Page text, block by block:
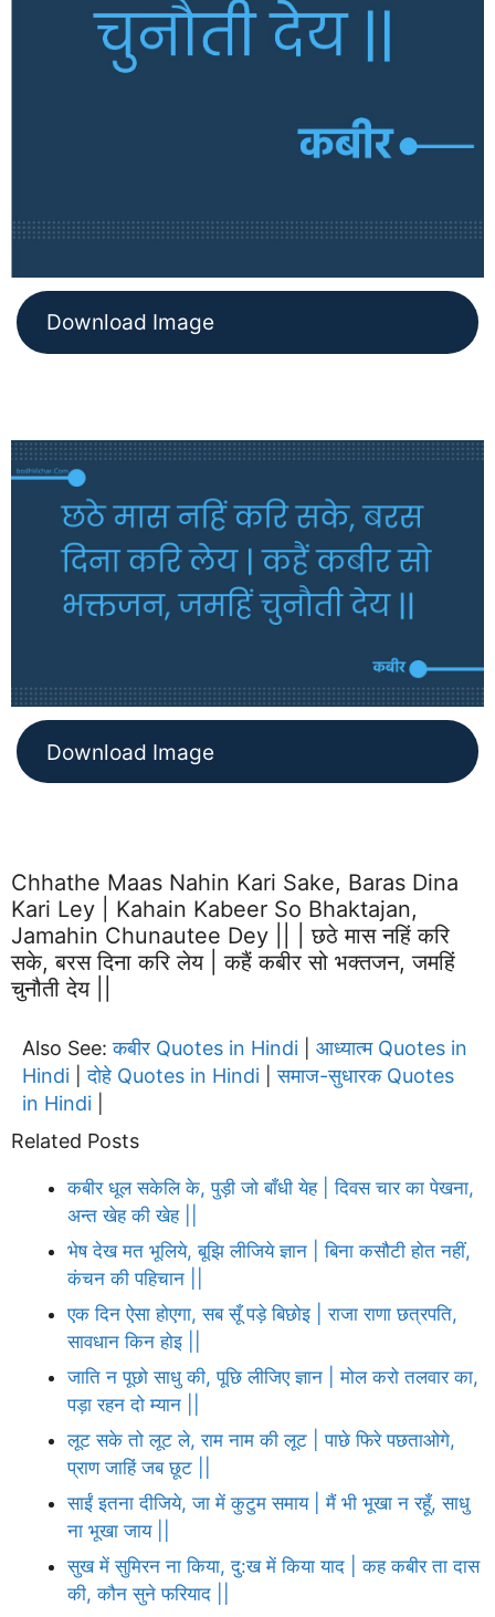
Download Image
Download Image
Chhathe Maas Nahin Kari Sake, Baras Dina
Kari Ley | Kahain Kabeer So Bhaktajan,
Jamahin Chunautee Dey || | छठे मास नहिं करि
सके, बरस दिना करि लेय | कहैं कबीर सो भक्तजन, जमहिं
चुनौती देय ||
Also See:कबीर Quotes in Hindi
आध्यात्म Quotes in
Hindi |दोहे Quotes in Hindi |समाज-सुधारक Quotes
in Hindi
Related Posts
कबीर धूल सकेलि के, पुड़ी जो बाँधी येह | दिवस चार का पेखना,
अन्त खेह की खेह ||
भेष देख मत भूलिये, बूझि लीजिये ज्ञान | बिना कसौटी होत नहीं,
कंचन की पहिचान ||
एक दिन ऐसा होएगा, सब सूँ पड़े बिछोइ | राजा राणा छत्रपति,
सावधान किन होइ ||
जाति न पूछो साधु की, पूछि लीजिए ज्ञान | मोल करो तलवार का,
पड़ा रहन दो म्यान ||
लूट सके तो लूट ले, राम नाम की लूट | पाछे फिरे पछताओगे,
प्राण जाहिं जब छूट ||
साईं इतना दीजिये, जा में कुटुम समाय | मैं भी भूखा न रहूँ, साधु
ना भूखा जाय ||
सुख में सुमिरन ना किया, दु:ख में किया याद | कह कबीर ता दास
की, कौन सुने फरियाद ||